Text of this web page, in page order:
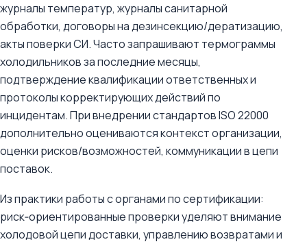
журналы температур, журналы санитарной
обработки, договоры на дезинсекцию/дератизацию,
акты поверки СИ. Часто запрашивают термограммы
холодильников за последние месяцы,
подтверждение квалификации ответственных и
протоколы корректирующих действий по
инцидентам. При внедрении стандартов ISO 22000
дополнительно оцениваются контекст организации,
оценки рисков/возможностей, коммуникации в цепи
поставок.
Из практики работы с органами по сертификации:
риск‑ориентированные проверки уделяют внимание
холодовой цепи доставки, управлению возвратами и